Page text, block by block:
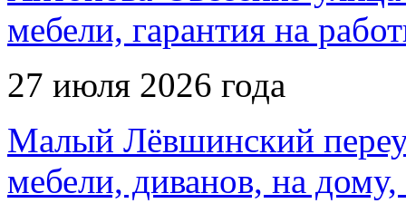
мебели, гарантия на
27 июля 2026 года
Малый Лёвшинский
мебели, диванов, на дому,